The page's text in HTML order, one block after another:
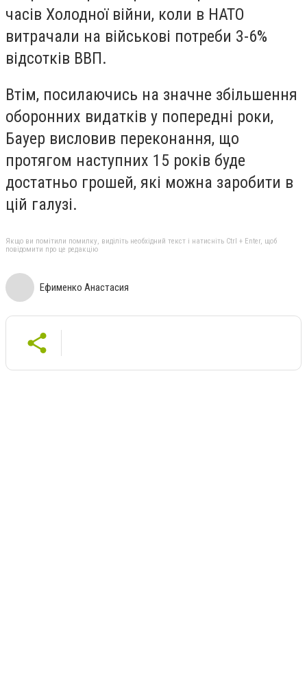
часів Холодної війни, коли в НАТО
витрачали на військові потреби 3-6%
відсотків ВВП.
Втім, посилаючись на значне збільшення
оборонних видатків у попередні роки,
Бауер висловив переконання, що
протягом наступних 15 років буде
достатньо грошей, які можна заробити в
цій галузі.
Якщо ви помітили помилку, виділіть необхідний текст і натисніть Ctrl + Enter, щоб
повідомити про це редакцію
Ефименко Анастасия